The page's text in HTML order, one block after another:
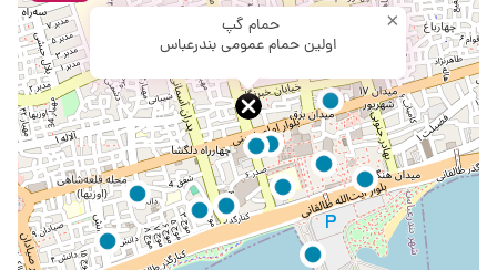
حمام گپ
اولین حمام عمومی بندرعباس
×